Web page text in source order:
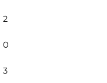
2
0
3